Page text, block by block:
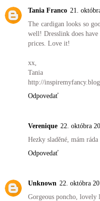
Tania Franco 21.
The cardigan looks so
well! Dresslink does have
prices. Love it!
xx,
Tania
http://
Odpovedať
Verenique 22. októbra
Hezky sladěné, mám
Odpovedať
Unknown 22. októbra
Gorgeous poncho, lovely